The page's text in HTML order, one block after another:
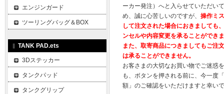
ーカー発注）へと入らせていただい
め、誠に心苦しいのですが、 操作ミ
して注文された場合におきましても
ンセルや内容変更を承ることができ
また、取寄商品につきましてもご注
は承ることができません。
お客さまの大切なお買い物でご迷惑
も、ボタンを押される前に、今一度
額」のご確認をいただけますと幸い
エンジンガード
ツーリングバッグ＆BOX
TANK PAD.ets
3Dステッカー
タンクパッド
タンクグリップ